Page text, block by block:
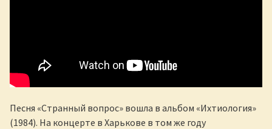
Песня «Странный вопрос» вошла в альбом «Ихтиология»
(1984). На концерте в Харькове в том же году